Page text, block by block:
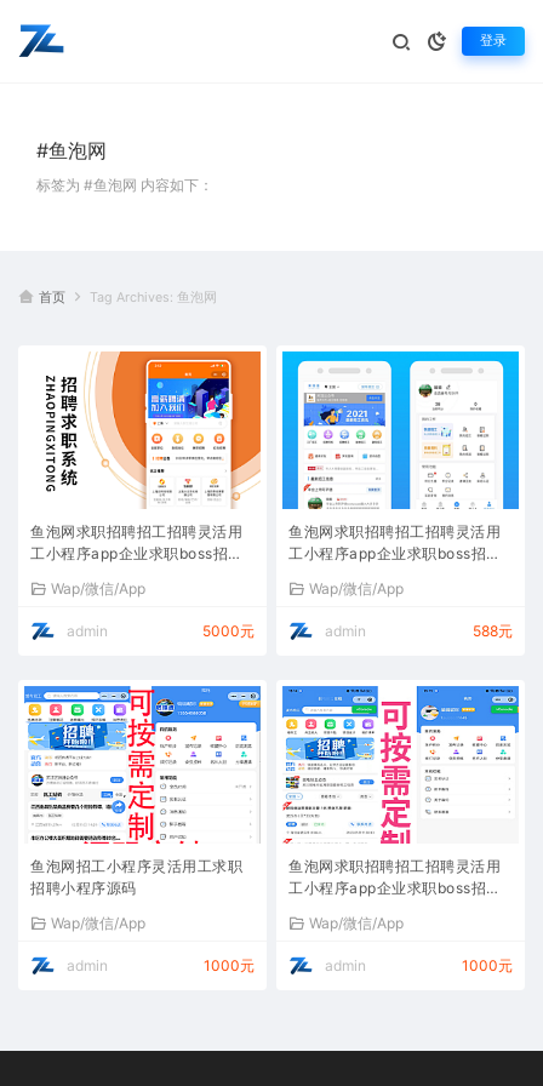
登录
#鱼泡网
标签为 #鱼泡网 内容如下：
首页 Tag Archives: 鱼泡网
鱼泡网求职招聘招工招聘灵活用
工小程序app企业求职boss招聘
Wap/微信/App
admin 5000元
鱼泡网求职招聘招工招聘灵活用
工小程序app企业求职boss招聘
Wap/微信/App
admin 588元
鱼泡网招工小程序灵活用工求职
招聘小程序源码
Wap/微信/App
admin 1000元
鱼泡网求职招聘招工招聘灵活用
工小程序app企业求职boss招聘
Wap/微信/App
admin 1000元